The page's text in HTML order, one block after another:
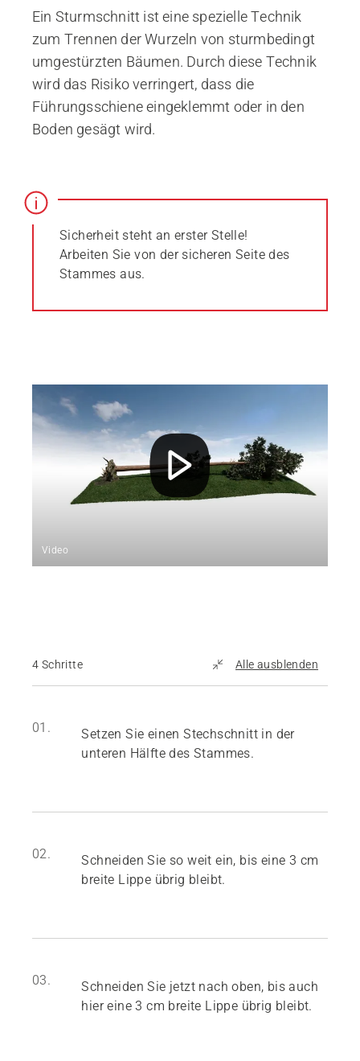
Ein Sturmschnitt ist eine spezielle Technik
zum Trennen der Wurzeln von sturmbedingt
umgestürzten Bäumen. Durch diese Technik
wird das Risiko verringert, dass die
Führungsschiene eingeklemmt oder in den
Boden gesägt wird.
Sicherheit steht an erster Stelle!
Arbeiten Sie von der sicheren Seite des
Stammes aus.
Video
4 Schritte Alle ausblenden
01.
Setzen Sie einen Stechschnitt in der
unteren Hälfte des Stammes.
02.
Schneiden Sie so weit ein, bis eine 3 cm
breite Lippe übrig bleibt.
03.
Schneiden Sie jetzt nach oben, bis auch
hier eine 3 cm breite Lippe übrig bleibt.